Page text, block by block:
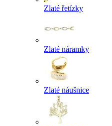
Zlaté řetízky
Zlaté náramky
Zlaté náušnice